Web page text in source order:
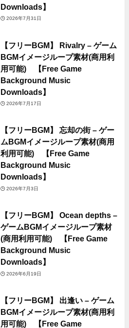
Downloads】
2026年7月31日
【フリーBGM】 Rivalry – ゲーム
BGMイメージループ素材(商用利
用可能) 【Free Game
Background Music
Downloads】
2026年7月17日
【フリーBGM】 忘却の街 – ゲー
ムBGMイメージループ素材(商用
利用可能) 【Free Game
Background Music
Downloads】
2026年7月3日
【フリーBGM】 Ocean depths –
ゲームBGMイメージループ素材
(商用利用可能) 【Free Game
Background Music
Downloads】
2026年6月19日
【フリーBGM】 出逢い – ゲーム
BGMイメージループ素材(商用利
用可能) 【Free Game